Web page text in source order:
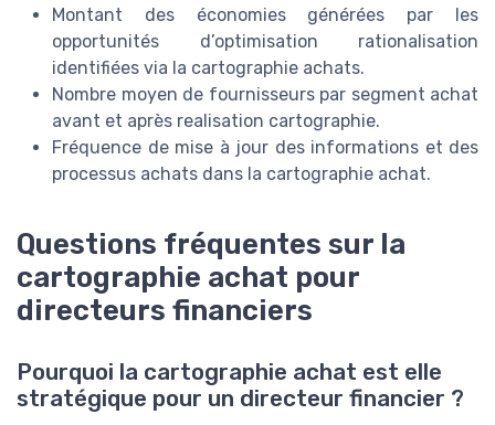
Montant des économies générées par les
opportunités d’optimisation rationalisation
identifiées via la cartographie achats.
Nombre moyen de fournisseurs par segment achat
avant et après realisation cartographie.
Fréquence de mise à jour des informations et des
processus achats dans la cartographie achat.
Questions fréquentes sur la
cartographie achat pour
directeurs financiers
Pourquoi la cartographie achat est elle
stratégique pour un directeur financier ?